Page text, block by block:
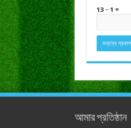
13 − 1 =
আমার প্রতিষ্ঠান